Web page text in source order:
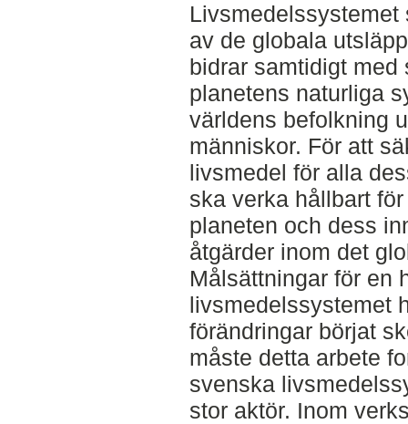
Livsmedelssystemet
av de globala
bidrar samtidigt med
planetens naturliga
världens befolkning
människor. För att
livsmedel för alla
ska verka hållbart
planeten och dess
åtgärder inom det
Målsättningar för en
livsmedelssystemet
förändringar börjat
måste detta arbete
svenska
stor aktör. Inom